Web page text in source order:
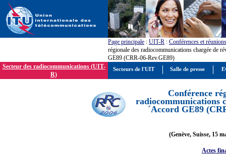
Page principale : UIT-R : Conférences et réunions
régionale des radiocommunications chargée de
GE89 (CRR-06-Rev.GE89)
Secteur des radiocommunications (UIT-
R)
Conférence
radiocommunications
´Accord GE89
(Genève, Suisse, 15
Actes
Secteurs de l'UIT Salle de presse